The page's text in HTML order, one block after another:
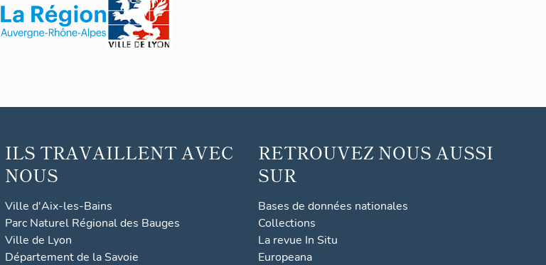
ILS TRAVAILLENT AVEC
NOUS
Ville d'Aix-les-Bains
Parc Naturel Régional des Bauges
Ville de Lyon
Département de la Savoie
RETROUVEZ NOUS AUSSI
SUR
Bases de données nationales
Collections
La revue In Situ
Europeana